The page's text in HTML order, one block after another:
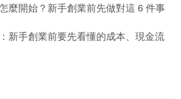
麼開始？新手創業前先做對這 6 件事
新手創業前要先看懂的成本、現金流